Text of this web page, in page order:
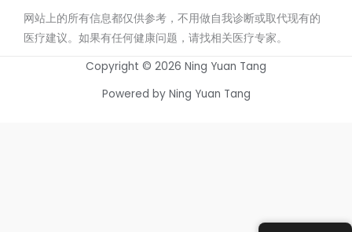
网站上的所有信息都仅供参考，不用做自我诊断或取代现有的
医疗建议。如果有任何健康问题，请找相关医疗专家。
Copyright © 2026 Ning Yuan Tang
Powered by Ning Yuan Tang